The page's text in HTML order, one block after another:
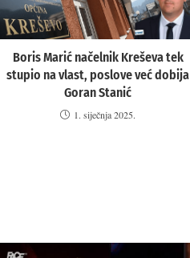
Boris Marić načelnik Kreševa tek
stupio na vlast, poslove već dobija
Goran Stanić
1. siječnja 2025.